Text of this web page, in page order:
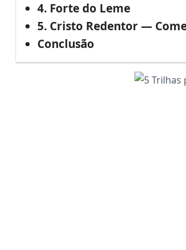
4. Forte do Leme
5. Cristo Redentor —
Conclusão